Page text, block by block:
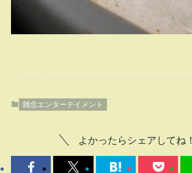
雑念エンターテイメント
よかったらシェアしてね！